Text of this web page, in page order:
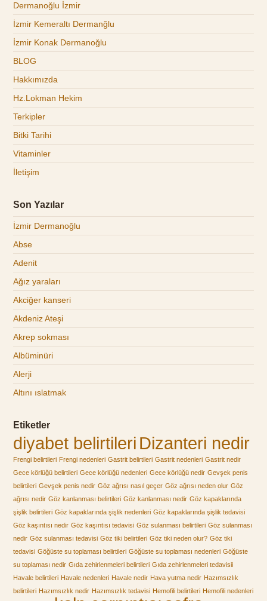
Dermanoğlu İzmir
İzmir Kemeraltı Dermanğlu
İzmir Konak Dermanoğlu
BLOG
Hakkımızda
Hz.Lokman Hekim
Terkipler
Bitki Tarihi
Vitaminler
İletişim
Son Yazılar
İzmir Dermanoğlu
Abse
Adenit
Ağız yaraları
Akciğer kanseri
Akdeniz Ateşi
Akrep sokması
Albüminüri
Alerji
Altını ıslatmak
Etiketler
diyabet belirtileri Dizanteri nedir
Frengi belirtileri Frengi nedenleri Gastrit belirtileri Gastrit nedenleri Gastrit nedir
Gece körlüğü belirtileri Gece körlüğü nedenleri Gece körlüğü nedir Gevşek penis
belirtileri Gevşek penis nedir Göz ağrısı nasıl geçer Göz ağrısı neden olur Göz
ağrısı nedir Göz kanlanması belirtileri Göz kanlanması nedir Göz kapaklarında
şişlik belirtileri Göz kapaklarında şişlik nedenleri Göz kapaklarında şişlik tedavisi
Göz kaşıntısı nedir Göz kaşıntısı tedavisi Göz sulanması belirtileri Göz sulanması
nedir Göz sulanması tedavisi Göz tiki belirtileri Göz tiki neden olur? Göz tiki
tedavisi Göğüste su toplaması belirtileri Göğüste su toplaması nedenleri Göğüste
su toplaması nedir Gıda zehirlenmeleri belirtileri Gıda zehirlenmeleri tedavisii
Havale belirtileri Havale nedenleri Havale nedir Hava yutma nedir Hazımsızlık
belirtileri Hazımsızlık nedir Hazımsızlık tedavisi Hemofili belirtileri Hemofili nedenleri